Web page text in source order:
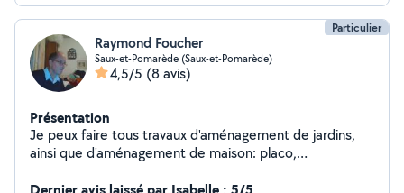
Particulier
Raymond Foucher
Saux-et-Pomarède (Saux-et-Pomarède)
4,5/5 (8 avis)
Présentation
Je peux faire tous travaux d'aménagement de jardins,
ainsi que d'aménagement de maison: placo,
J'ai le matériel pour. Je peux aussi faire du ménage,